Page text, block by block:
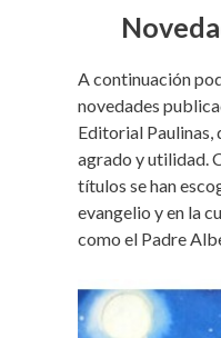
A continuación
novedades
Editorial Paulinas,
agrado y utilidad.
títulos se han
evangelio y en la
como el Padre